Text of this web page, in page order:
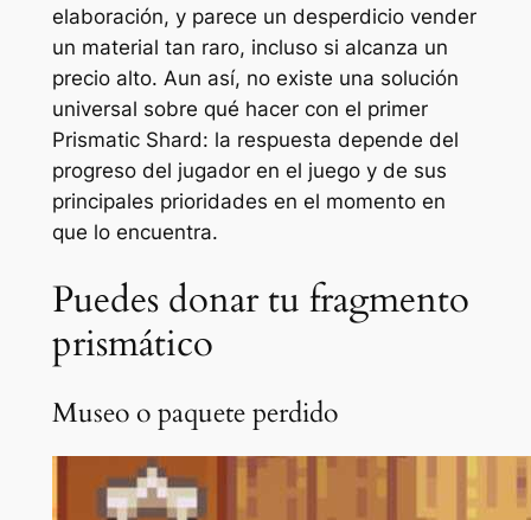
elaboración, y parece un desperdicio vender
un material tan raro, incluso si alcanza un
precio alto. Aun así, no existe una solución
universal sobre qué hacer con el primer
Prismatic Shard: la respuesta depende del
progreso del jugador en el juego y de sus
principales prioridades en el momento en
que lo encuentra.
Puedes donar tu fragmento
prismático
Museo o paquete perdido